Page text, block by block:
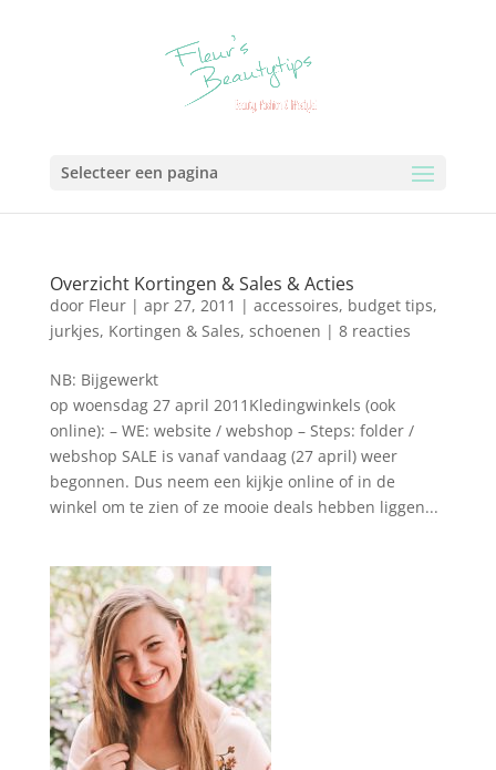
Selecteer een pagina
Overzicht Kortingen & Sales & Acties
door Fleur| apr 27, 2011 | accessoires, budget tips,
jurkjes, Kortingen & Sales, schoenen | 8 reacties
NB: Bijgewerkt
op woensdag 27 april 2011Kledingwinkels (ook
online): – WE: website / webshop – Steps: folder /
webshop SALE is vanaf vandaag (27 april) weer
begonnen. Dus neem een kijkje online of in de
winkel om te zien of ze mooie deals hebben liggen...